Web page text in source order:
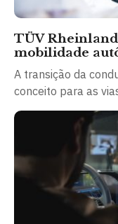
TÜV
mobilidade
A transição da
conceito para as